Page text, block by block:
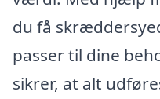
du få
passer til dine
sikrer, at alt